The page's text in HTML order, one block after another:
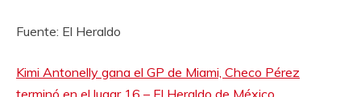
Fuente: El Heraldo
Kimi Antonelly gana el GP de Miami, Checo Pérez